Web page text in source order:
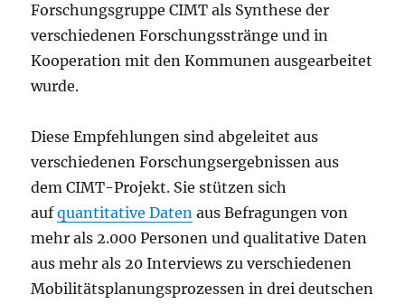
Forschungsgruppe CIMT als Synthese der
verschiedenen Forschungsstränge und in
Kooperation mit den Kommunen ausgearbeitet
wurde.
Diese Empfehlungen sind abgeleitet aus
verschiedenen Forschungsergebnissen aus
dem CIMT-Projekt. Sie stützen sich
aufquantitative Daten aus Befragungen von
mehr als 2.000 Personen und qualitative Daten
aus mehr als 20 Interviews zu verschiedenen
Mobilitätsplanungsprozessen in drei deutschen